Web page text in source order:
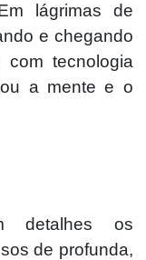
lágrimas de
e chegando
tecnologia
a mente e o
detalhes os
de profunda,